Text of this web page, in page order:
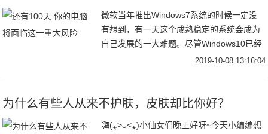
微软当年推出Windows7系统的时候一定没
有想到，有一天这个成熟稳定的系统会成为
自己发展的一大难题。尽管Windows10已经
是排名第一的PC操作系统，目前使用设备已
2019-10-08 13:16:04
为什么有些人从来不护肤，皮肤却比你好？
嗨(⁎˃ᴗ˂⁎)小仙女们晚上好呀~今天小编编想